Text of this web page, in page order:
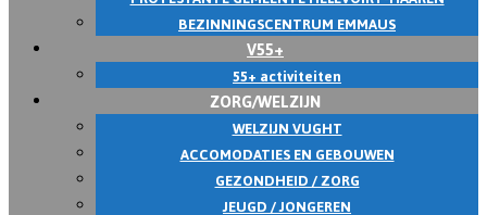
BEZINNINGSCENTRUM EMMAUS
V55+
55+ activiteiten
ZORG/WELZIJN
WELZIJN VUGHT
ACCOMODATIES EN GEBOUWEN
GEZONDHEID / ZORG
JEUGD / JONGEREN